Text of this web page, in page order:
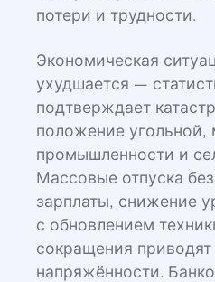
потери и трудности.
Экономическая
ухудшается —
подтверждает
положение угольной,
промышленности и
Массовые отпуска
зарплаты, снижение
с обновлением
сокращения приводят
напряжённости.